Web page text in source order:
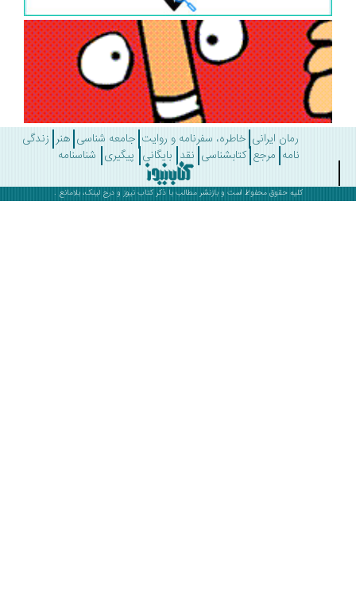
رمان ایرانی خاطره، سفرنامه و روایت جامعه شناسی هنر زندگی
مرجع کتابشناسی نقد بایگانی پیگیری شناسنامه
کلیه حقوق محفوظ است و بازنشر مطالب با ذکرکتاب نیوز و درج لینک، بلامانع .